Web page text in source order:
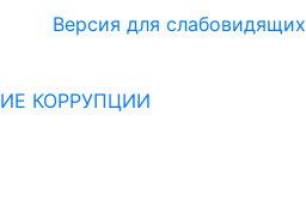
Версия для слабовидящих
КОРРУПЦИИ